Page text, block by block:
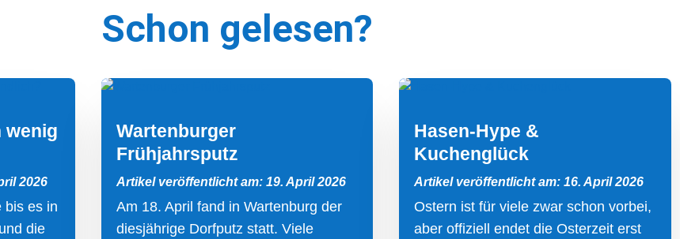
Schon gelesen?
wenig
2026
bis es in
die
Wartenburger
Frühjahrsputz
Artikel veröffentlicht am: 19. April 2026
Am 18. April fand in Wartenburg der
diesjährige Dorfputz statt. Viele
Hasen-Hype &
Kuchenglück
Artikel veröffentlicht am: 16. April 2026
Ostern ist für viele zwar schon vorbei,
aber offiziell endet die Osterzeit erst